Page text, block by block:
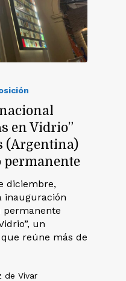
en Vidrio”
(Argentina)
permanente
diciembre,
inauguración
permanente
un
reúne más de
de Vivar